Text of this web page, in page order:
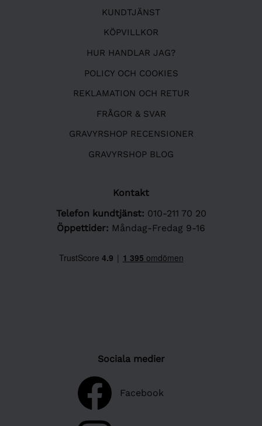
KUNDTJÄNST
KÖPVILLKOR
HUR HANDLAR JAG?
POLICY OCH COOKIES
REKLAMATION OCH RETUR
FRÅGOR & SVAR
GRAVYRSHOP RECENSIONER
GRAVYRSHOP BLOG
Kontakt
Telefon kundtjänst: 010-211 70 20
Öppettider: Måndag-Fredag 9-16
Sociala medier
Facebook